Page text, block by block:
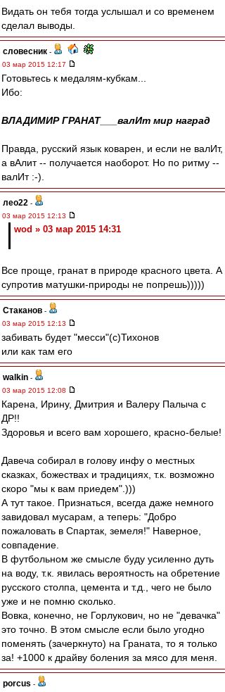
Видать он тебя тогда услышал и со временем
сделал выводы.
словесник -
03 мар 2015 12:17
Готовьтесь к медалям-кубкам...
Ибо:
ВЛАДИМИР ГРАНАТ___валИт мир наград
Правда, русский язык коварен, и если не валИт,
а вАлит -- получается наоборот. Но по ритму --
валИт :-).
лео22 -
03 мар 2015 12:13
wod » 03 мар 2015 14:31
Все проще, гранат в природе красного цвета. А
супротив матушки-природы не попрешь)))))
Cтаканов -
03 мар 2015 12:13
забивать будет "месси"(с)Тихонов
или как там его
walkin -
03 мар 2015 12:08
Карена, Ирину, Дмитрия и Валеру Палыча с
ДР!!
Здоровья и всего вам хорошего, красно-белые!
Давеча собирал в голову инфу о местных
сказках, божествах и традициях, т.к. возможно
скоро "мы к вам приедем".)))
А тут такое. Признаться, всегда даже немного
завидовал мусарам, а теперь: "Добро
пожаловать в Спартак, земеля!" Наверное,
совпадение.
В футбольном же смысле буду усиленно дуть
на воду, т.к. явилась вероятность на обретение
русского столпа, цемента и т.д., чего не было
уже и не помню сколько.
Вовка, конечно, не Горлукович, но не "девачка"
это точно. В этом смысле если было угодно
поменять (зачеркнуто) на Граната, то я только
за! +1000 к драйву боления за мясо для меня.
porcus -